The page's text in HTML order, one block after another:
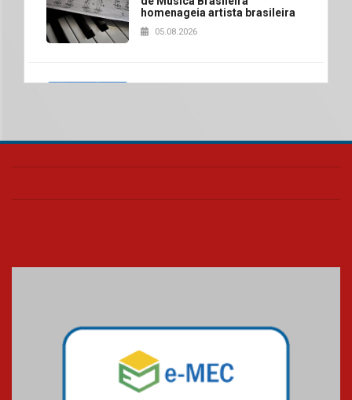
homenageia artista brasileira
05.08.2026
das novas tecnologias em
04.08.2026
Como o Colégio Mackenzie
Brasília prepara seus